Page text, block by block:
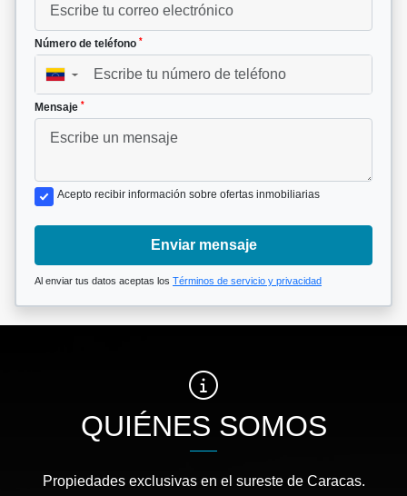
Número de teléfono *
▼
Mensaje *
Acepto recibir información sobre ofertas inmobiliarias
Enviar mensaje
Al enviar tus datos aceptas los Términos de servicio y privacidad
QUIÉNES SOMOS
Propiedades exclusivas en el sureste de Caracas.